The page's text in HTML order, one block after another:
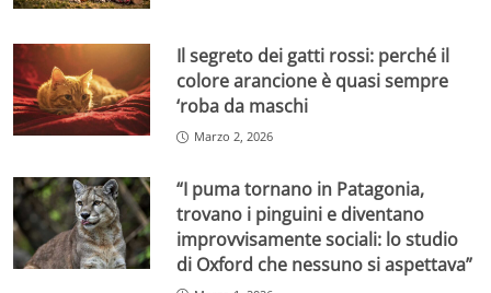
Il segreto dei gatti rossi: perché il
colore arancione è quasi sempre
‘roba da maschi
Marzo 2, 2026
“I puma tornano in Patagonia,
trovano i pinguini e diventano
improvvisamente sociali: lo studio
di Oxford che nessuno si aspettava”